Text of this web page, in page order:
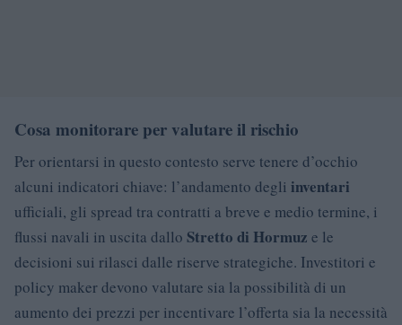
Cosa monitorare per valutare il rischio
Per orientarsi in questo contesto serve tenere d’occhio
alcuni indicatori chiave: l’andamento degli inventari
ufficiali, gli spread tra contratti a breve e medio termine, i
flussi navali in uscita dallo Stretto di Hormuz e le
decisioni sui rilasci dalle riserve strategiche. Investitori e
policy maker devono valutare sia la possibilità di un
aumento dei prezzi per incentivare l’offerta sia la necessità